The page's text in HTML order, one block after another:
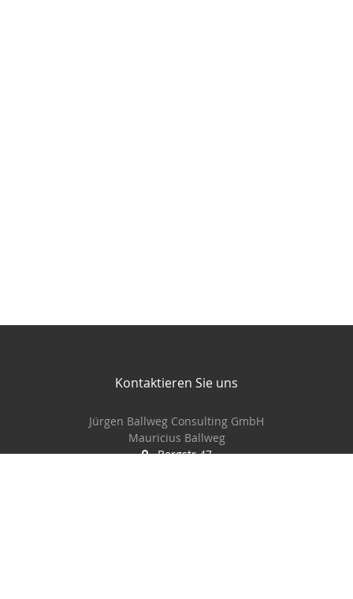
Kontaktieren Sie uns
Jürgen Ballweg Consulting GmbH
Mauricius Ballweg
Bergstr.47